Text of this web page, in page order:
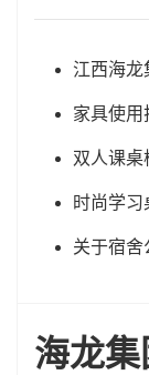
江西海龙
家具使用
双人课桌
时尚学习
关于宿舍
海龙